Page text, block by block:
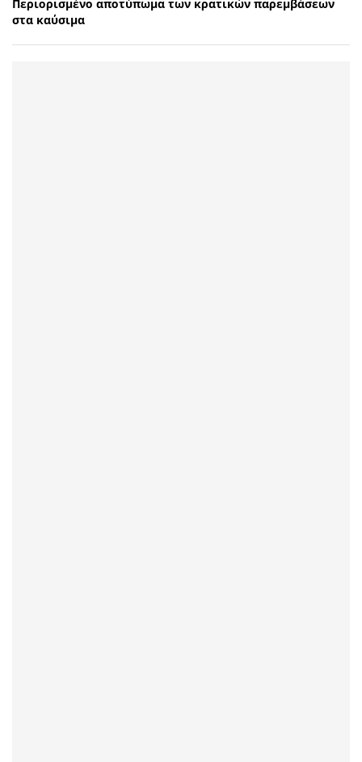
Περιορισμένο αποτύπωμα των κρατικών παρεμβάσεων
στα καύσιμα